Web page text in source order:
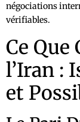
négociations
vérifiables.
Ce
l’Iran :
et